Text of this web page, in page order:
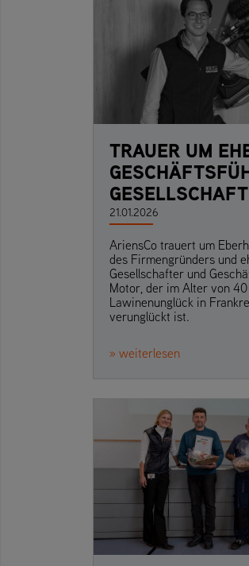
TRAUER UM
21.01.2026
AriensCo trauert um
des Firmengründers und
Gesellschafter und
Motor, der im Alter von
Lawinenunglück in
verunglückt ist.
» weiterlesen